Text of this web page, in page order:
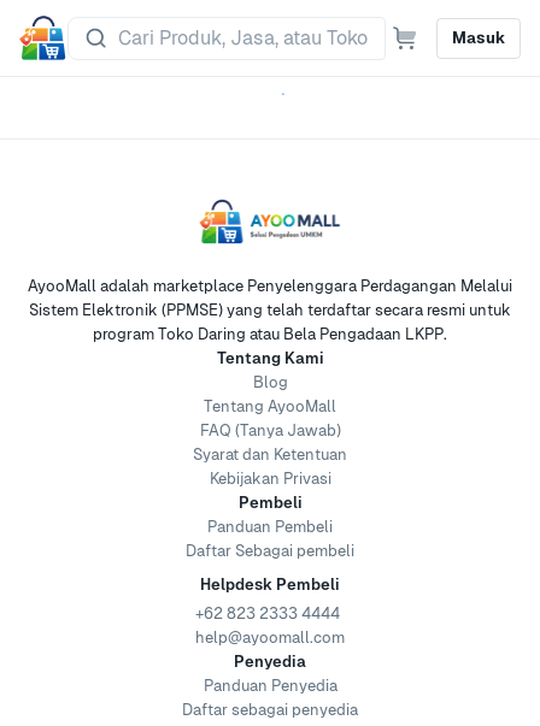
Masuk
AyooMall adalah marketplace Penyelenggara Perdagangan Melalui
Sistem Elektronik (PPMSE) yang telah terdaftar secara resmi untuk
program Toko Daring atau Bela Pengadaan LKPP.
Tentang Kami
Blog
Tentang AyooMall
FAQ (Tanya Jawab)
Syarat dan Ketentuan
Kebijakan Privasi
Pembeli
Panduan Pembeli
Daftar Sebagai pembeli
Helpdesk Pembeli
+62 823 2333 4444
help@ayoomall.com
Penyedia
Panduan Penyedia
Daftar sebagai penyedia